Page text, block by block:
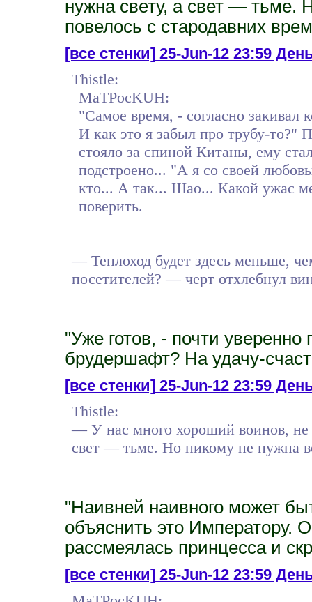
нужна свету, а свет — тьме.
повелось с стародавних
[все стенки]25-Jun-12 23:59
Thistle:
MaTPocKUH:
"Самое время, - согласно закивал
И как это я забыл про трубу-то?"
стояло за спиной Китаны, ему
подстроено... "А я со своей
кто... А так... Шао... Какой ужас
поверить.
— Теплоход будет здесь меньше,
посетителей? — черт отхлебнул
"Уже готов, - почти
брудершафт? На удачу-
[все стенки]25-Jun-12 23:59
Thistle:
— У нас много хороший воинов, не
свет — тьме. Но никому не нужна
"Наивней наивного может
объяснить это Императору.
рассмеялась принцесса и
[все стенки]25-Jun-12 23:59